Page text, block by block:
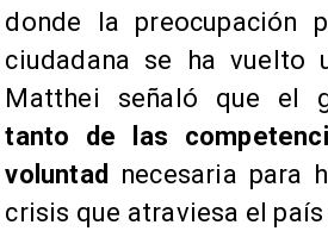
donde la preocupación
ciudadana se ha vuelto
Matthei señaló que el
tanto de las
voluntad
necesaria para
crisis que atraviesa el